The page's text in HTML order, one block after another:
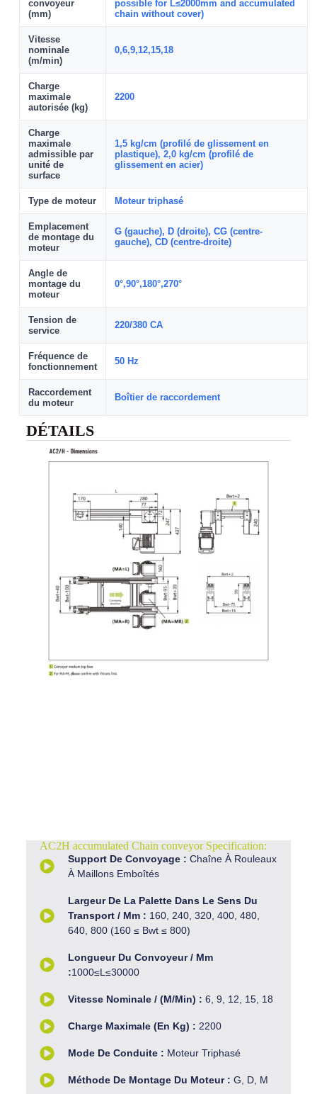
convoyeur
(mm)
possible for L≤2000mm and accumulated
chain without cover)
Vitesse
nominale
(m/min)
0,6,9,12,15,18
Charge
maximale
autorisée (kg)
2200
Charge
maximale
admissible par
unité de
surface
1,5 kg/cm (profilé de glissement en
plastique), 2,0 kg/cm (profilé de
glissement en acier)
Type de moteur Moteur triphasé
Emplacement
de montage du
moteur
G (gauche), D (droite), CG (centre-
gauche), CD (centre-droite)
Angle de
montage du
moteur
0°,90°,180°,270°
Tension de
service
220/380 CA
Fréquence de
fonctionnement
50 Hz
Raccordement
du moteur
Boîtier de raccordement
DÉTAILS
AC2H accumulated Chain conveyor Specification:
Support De Convoyage : Chaîne À Rouleaux
À Maillons Emboîtés
Largeur De La Palette Dans Le Sens Du
Transport / Mm : 160, 240, 320, 400, 480,
640, 800 (160 ≤ Bwt ≤ 800)
Longueur Du Convoyeur / Mm
:1000≤L≤30000
Vitesse Nominale / (m/min) : 6, 9, 12, 15, 18
Charge Maximale (en Kg) : 2200
Mode De Conduite : Moteur Triphasé
Méthode De Montage Du Moteur : G, D, M